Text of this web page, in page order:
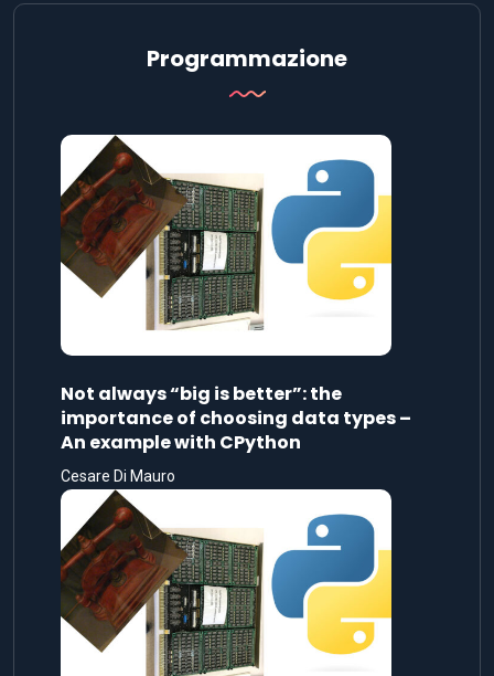
Programmazione
Not always “big is better”: the
importance of choosing data types –
An example with CPython
Cesare Di Mauro